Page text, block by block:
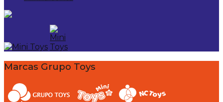
Marcas Grupo Toys